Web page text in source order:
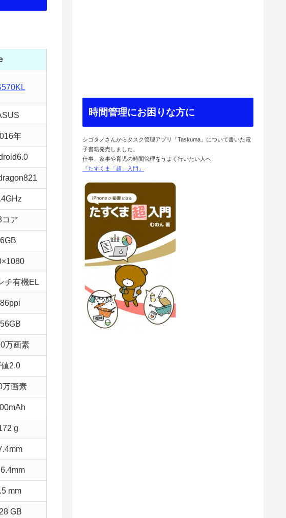
年
コア
6GB
チ有機EL
万画素
値2.0
万画素
g
mm
GB
時間管理にお困りな方に
シゴタノさんからタスク管理アプリ「Taskuma」について書いた電
子書籍発売しました。
仕事、家事や育児の時間管理をうまく行いたい人へ
『たすくま「超」入門』